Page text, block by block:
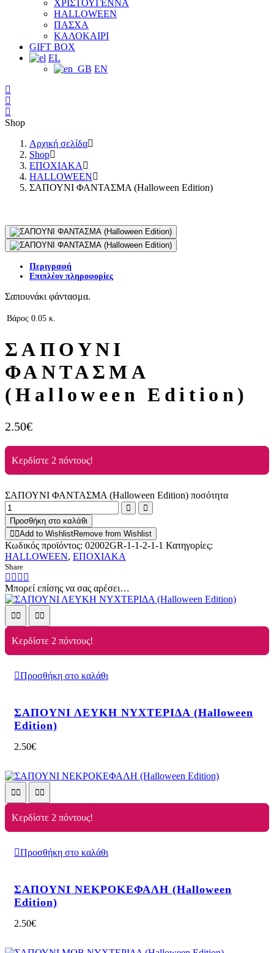
ΧΡΙΣΤΟΥΓΕΝΝΑ
HALLOWEEN
ΠΑΣΧΑ
ΚΑΛΟΚΑΙΡΙ
GIFT BOX
EL
EN
Shop
Αρχική σελίδα
Shop
ΕΠΟΧΙΑΚΑ
HALLOWEEN
ΣΑΠΟΥΝΙ ΦΑΝΤΑΣΜΑ (Halloween Edition)
Περιγραφή
Επιπλέον πληροφορίες
Σαπουνάκι φάντασμα.
Βάρος 0.05 κ.
ΣΑΠΟΥΝΙ
ΦΑΝΤΑΣΜΑ
(Halloween Edition)
2.50€
Κερδίστε 2 πόντους!
ΣΑΠΟΥΝΙ ΦΑΝΤΑΣΜΑ (Halloween Edition) ποσότητα
Προσθήκη στο καλάθι
Add to WishlistRemove from Wishlist
Κωδικός προϊόντος: 02002GR-1-1-2-1-1 Κατηγορίες:
HALLOWEEN, ΕΠΟΧΙΑΚΑ
Share
Μπορεί επίσης να σας αρέσει…
Κερδίστε 2 πόντους!
Προσθήκη στο καλάθι
ΣΑΠΟΥΝΙ ΛΕΥΚΗ ΝΥΧΤΕΡΙΔΑ (Halloween
Edition)
2.50€
Κερδίστε 2 πόντους!
Προσθήκη στο καλάθι
ΣΑΠΟΥΝΙ ΝΕΚΡΟΚΕΦΑΛΗ (Halloween
Edition)
2.50€